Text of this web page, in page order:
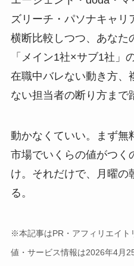
ズリーチ・パソナキャ
横断比較しつつ、あなた
「メイン1社×サブ1社」
在職中バレない動き方、
ない担当者の断り方まで
動かなくていい。まず無
市場でいくらの値がつく
け。それだけで、月曜の
る。
※本記事はPR・アフィリエイト
値・サービス情報は2026年4月